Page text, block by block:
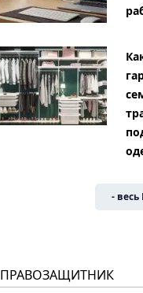
-
ПРАВОЗАЩИТНИК